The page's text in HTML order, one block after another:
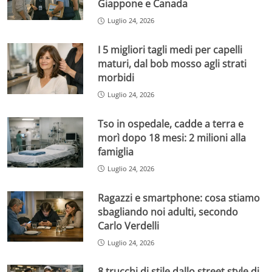
Giappone e Canada
Luglio 24, 2026
I 5 migliori tagli medi per capelli
maturi, dal bob mosso agli strati
morbidi
Luglio 24, 2026
Tso in ospedale, cadde a terra e
morì dopo 18 mesi: 2 milioni alla
famiglia
Luglio 24, 2026
Ragazzi e smartphone: cosa stiamo
sbagliando noi adulti, secondo
Carlo Verdelli
Luglio 24, 2026